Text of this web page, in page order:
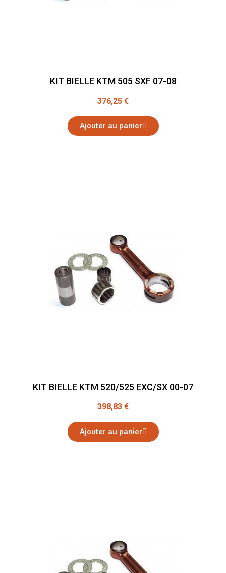
KIT BIELLE KTM 505 SXF 07-08
376,25 €
Ajouter au panier
KIT BIELLE KTM 520/525 EXC/SX 00-07
398,83 €
Ajouter au panier